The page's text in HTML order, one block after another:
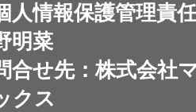
人情報保護管理責
明菜
合せ先：株式会社
クス